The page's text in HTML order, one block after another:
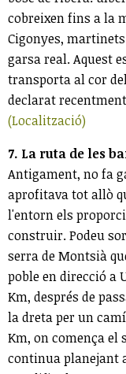
cobreixen fins a la
Cigonyes,
garsa real. Aquest
transporta al cor
declarat
(Localització)
7. La ruta de les
Antigament, no fa
aprofitava tot allò
l'entorn els
construir. Podeu
serra de Montsià
poble en direcció a
Km, després de
la dreta per un
Km, on comença el
continua planejant